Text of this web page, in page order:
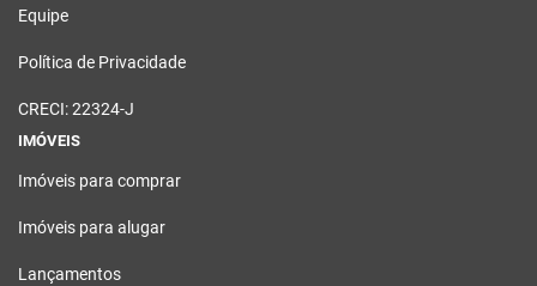
Equipe
Política de Privacidade
CRECI: 22324-J
IMÓVEIS
Imóveis para comprar
Imóveis para alugar
Lançamentos